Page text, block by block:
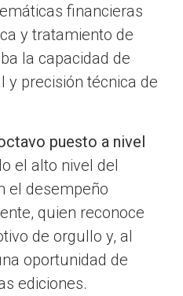
financieras
y tratamiento de
la capacidad de
y precisión técnica de
puesto a nivel
el alto nivel del
el desempeño
quien reconoce
de orgullo y, al
oportunidad de
ediciones.